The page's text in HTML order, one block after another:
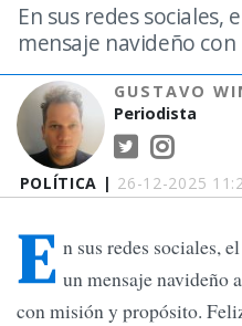
POLÍTICA | 26-12-2025
En sus redes sociales,
mensaje navideño
GUSTAVO
Periodista
E n sus redes sociales,
un mensaje navideño
con misión y propósito.